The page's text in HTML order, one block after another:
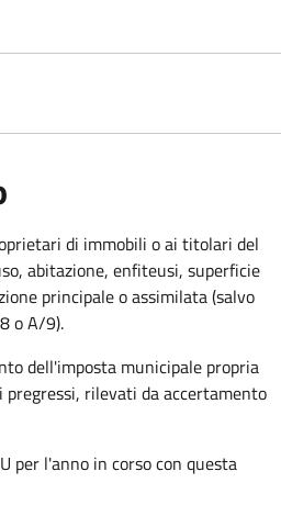
di immobili o ai titolari del
abitazione, enfiteusi, superficie
principale o assimilata (salvo
o A/9).
dell'imposta municipale propria
pregressi, rilevati da accertamento
per l'anno in corso con questa